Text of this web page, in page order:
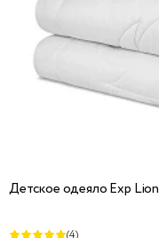
Детское одеяло Exp Lion